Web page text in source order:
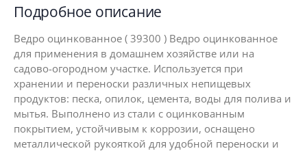
Подробное описание
Ведро оцинкованное ( 39300 ) Ведро оцинкованное
для применения в домашнем хозяйстве или на
садово-огородном участке. Используется при
хранении и переноски различных непищевых
продуктов: песка, опилок, цемента, воды для полива и
мытья. Выполнено из стали с оцинкованным
покрытием, устойчивым к коррозии, оснащено
металлической рукояткой для удобной переноски и